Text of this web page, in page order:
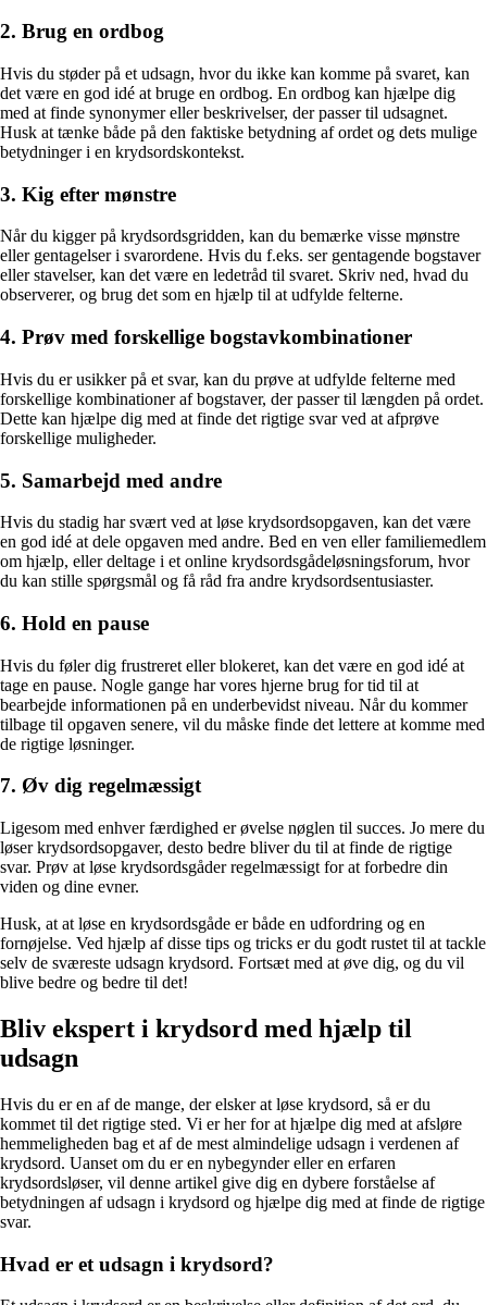
2. Brug en ordbog
Hvis du støder på et udsagn, hvor du ikke kan komme på svaret, kan
det være en god idé at bruge en ordbog. En ordbog kan hjælpe dig
med at finde synonymer eller beskrivelser, der passer til udsagnet.
Husk at tænke både på den faktiske betydning af ordet og dets mulige
betydninger i en krydsordskontekst.
3. Kig efter mønstre
Når du kigger på krydsordsgridden, kan du bemærke visse mønstre
eller gentagelser i svarordene. Hvis du f.eks. ser gentagende bogstaver
eller stavelser, kan det være en ledetråd til svaret. Skriv ned, hvad du
observerer, og brug det som en hjælp til at udfylde felterne.
4. Prøv med forskellige bogstavkombinationer
Hvis du er usikker på et svar, kan du prøve at udfylde felterne med
forskellige kombinationer af bogstaver, der passer til længden på ordet.
Dette kan hjælpe dig med at finde det rigtige svar ved at afprøve
forskellige muligheder.
5. Samarbejd med andre
Hvis du stadig har svært ved at løse krydsordsopgaven, kan det være
en god idé at dele opgaven med andre. Bed en ven eller familiemedlem
om hjælp, eller deltage i et online krydsordsgådeløsningsforum, hvor
du kan stille spørgsmål og få råd fra andre krydsordsentusiaster.
6. Hold en pause
Hvis du føler dig frustreret eller blokeret, kan det være en god idé at
tage en pause. Nogle gange har vores hjerne brug for tid til at
bearbejde informationen på en underbevidst niveau. Når du kommer
tilbage til opgaven senere, vil du måske finde det lettere at komme med
de rigtige løsninger.
7. Øv dig regelmæssigt
Ligesom med enhver færdighed er øvelse nøglen til succes. Jo mere du
løser krydsordsopgaver, desto bedre bliver du til at finde de rigtige
svar. Prøv at løse krydsordsgåder regelmæssigt for at forbedre din
viden og dine evner.
Husk, at at løse en krydsordsgåde er både en udfordring og en
fornøjelse. Ved hjælp af disse tips og tricks er du godt rustet til at tackle
selv de sværeste udsagn krydsord. Fortsæt med at øve dig, og du vil
blive bedre og bedre til det!
Bliv ekspert i krydsord med hjælp til
udsagn
Hvis du er en af de mange, der elsker at løse krydsord, så er du
kommet til det rigtige sted. Vi er her for at hjælpe dig med at afsløre
hemmeligheden bag et af de mest almindelige udsagn i verdenen af
krydsord. Uanset om du er en nybegynder eller en erfaren
krydsordsløser, vil denne artikel give dig en dybere forståelse af
betydningen af udsagn i krydsord og hjælpe dig med at finde de rigtige
svar.
Hvad er et udsagn i krydsord?